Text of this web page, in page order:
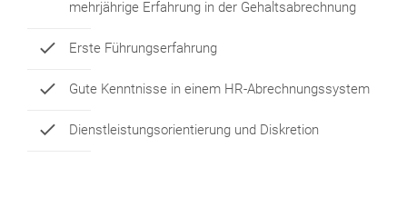
mehrjährige Erfahrung in der Gehaltsabrechnung
Erste Führungserfahrung
Gute Kenntnisse in einem HR-Abrechnungssystem
Dienstleistungsorientierung und Diskretion